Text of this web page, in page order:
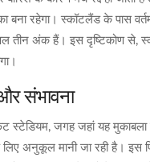
बना रहेगा। स्कॉटलैंड के पास
तीन अंक हैं। इस दृष्टिकोण से,
संभावना
जगह जहां यह मुकाबला
लिए अनुकूल मानी जा रही है। इस